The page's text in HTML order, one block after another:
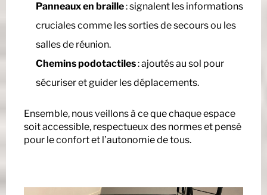
Panneaux en braille: signalent les informations
cruciales comme les sorties de secours ou les
salles de réunion.
Chemins podotactiles: ajoutés au sol pour
sécuriser et guider les déplacements.
Ensemble, nous veillons à ce que chaque espace
soit accessible, respectueux des normes et pensé
pour le confort et l’autonomie de tous.